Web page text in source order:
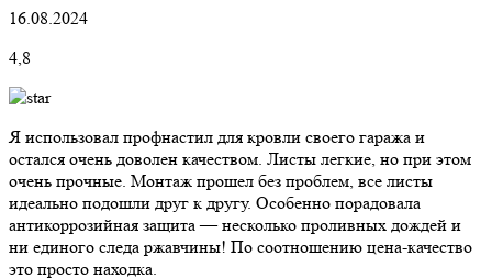
16.08.2024
4,8
Я использовал профнастил для кровли своего гаража и
остался очень доволен качеством. Листы легкие, но при этом
очень прочные. Монтаж прошел без проблем, все листы
идеально подошли друг к другу. Особенно порадовала
антикоррозийная защита — несколько проливных дождей и
ни единого следа ржавчины! По соотношению цена-качество
это просто находка.